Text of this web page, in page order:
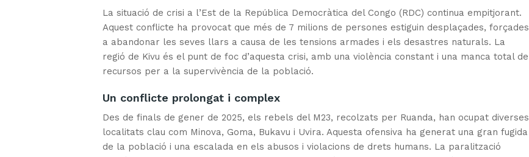
La situació de crisi a l’Est de la República Democràtica del Congo (RDC) continua empitjorant.
Aquest conflicte ha provocat que més de 7 milions de persones estiguin desplaçades, forçades
a abandonar les seves llars a causa de les tensions armades i els desastres naturals. La
regió de Kivu és el punt de foc d’aquesta crisi, amb una violència constant i una manca total de
recursos per a la supervivència de la població.
Un conflicte prolongat i complex
Des de finals de gener de 2025, els rebels del M23, recolzats per Ruanda, han ocupat diverses
localitats clau com Minova, Goma, Bukavu i Uvira. Aquesta ofensiva ha generat una gran fugida
de la població i una escalada en els abusos i violacions de drets humans. La paralització